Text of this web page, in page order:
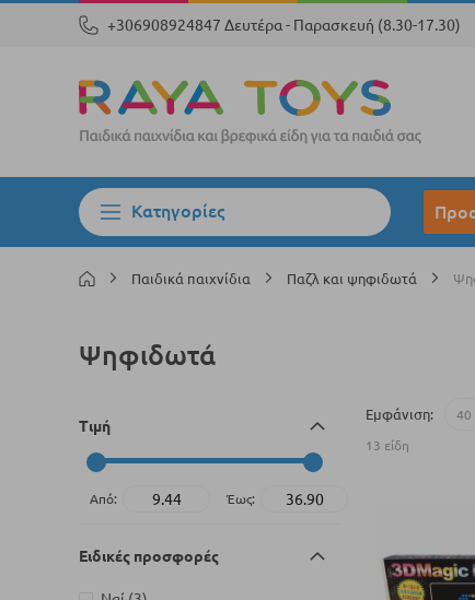
+306908924847 Δευτέρα - Παρασκευή (8.30-17.30)
Κατηγορίες
Παιδικά παιχνίδια Παζλ και ψηφιδωτά
Ψηφιδωτά
Εμφάνιση
13 είδη
Τιμή
Από: Έως:
Ειδικές προσφορές